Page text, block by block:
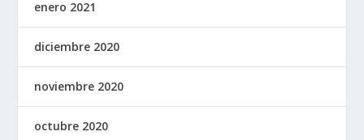
enero 2021
diciembre 2020
noviembre 2020
octubre 2020